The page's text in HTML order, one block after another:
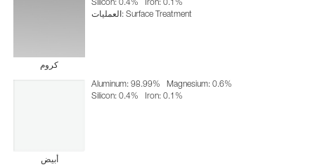
كروم
العمليات: Surface Treatment
أبيض
Aluminum: 98.99%
Magnesium: 0.6%
Silicon: 0.4%
Iron: 0.1%